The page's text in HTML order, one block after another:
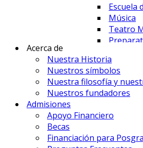
Escuela
Música
Teatro
Prime
Acerca de
Nuestra Historia
Nuestros símbolos
Nuestra filosofía y
Nuestros fundadores
Admisiones
Apoyo Financiero
Becas
Financiación para